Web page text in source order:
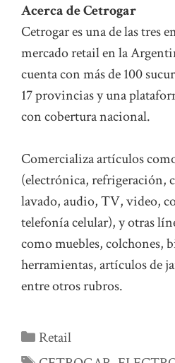
Acerca de Cetrogar
Cetrogar es una de las tres
mercado retail en la
cuenta con más de 100
17 provincias y una
con cobertura nacional.
Comercializa artículos
(electrónica, refrigeración,
lavado, audio, TV, video,
telefonía celular), y otras
como muebles, colchones,
herramientas, artículos de
entre otros rubros.
Categorías
Retail